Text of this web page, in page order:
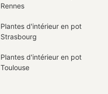
Rennes
Plantes d'intérieur en pot
Strasbourg
Plantes d'intérieur en pot
Toulouse